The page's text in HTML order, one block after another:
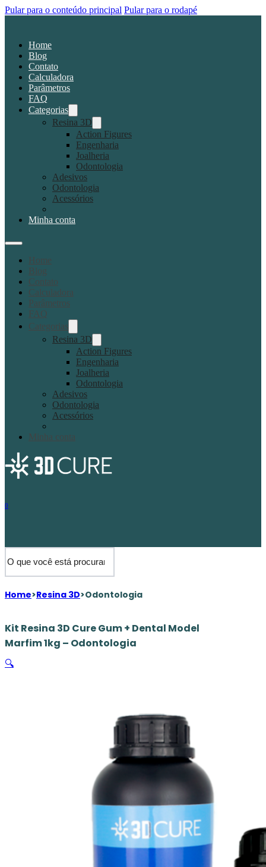
Pular para o conteúdo principal Pular para o rodapé
Home
Blog
Contato
Calculadora
Parâmetros
FAQ
Categorias
Resina 3D
Action Figures
Engenharia
Joalheria
Odontologia
Adesivos
Odontologia
Acessórios
Minha conta
Home
Blog
Contato
Calculadora
Parâmetros
FAQ
Categorias
Resina 3D
Action Figures
Engenharia
Joalheria
Odontologia
Adesivos
Odontologia
Acessórios
Minha conta
0
Home>Resina 3D>Odontologia
Kit Resina 3D Cure Gum + Dental Model
Marfim 1kg – Odontologia
🔍